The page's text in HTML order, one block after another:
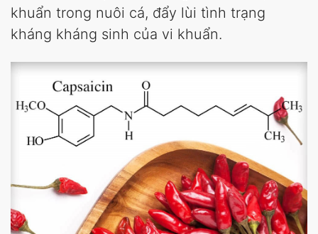
khuẩn trong nuôi cá, đẩy lùi tình trạng
kháng kháng sinh của vi khuẩn.